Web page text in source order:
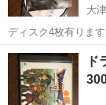
大
ディスク4枚有りま
スに傷有りますがデ
作確認未です。 近隣
滋賀 大津市